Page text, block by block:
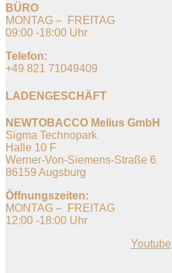
BÜRO
MONTAG – FREITAG
09:00 -18:00 Uhr
Telefon:
+49 821 71049409
LADENGESCHÄFT
NEWTOBACCO Melius GmbH
Sigma Technopark
Halle 10 F
Werner-Von-Siemens-Straße 6
86159 Augsburg
Öffnungszeiten:
MONTAG – FREITAG
12:00 -18:00 Uhr
Youtube